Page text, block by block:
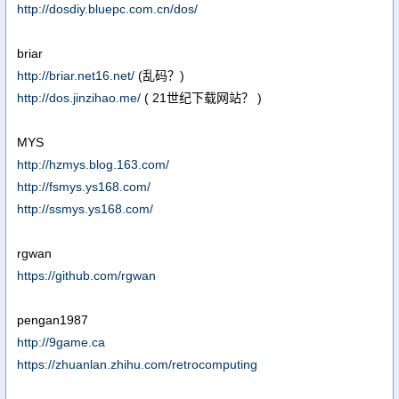
http://dosdiy.bluepc.com.cn/dos/
briar
http://briar.net16.net/ (乱码？)
http://dos.jinzihao.me/ ( 21世纪下载网站？ )
MYS
http://hzmys.blog.163.com/
http://fsmys.ys168.com/
http://ssmys.ys168.com/
rgwan
https://github.com/rgwan
pengan1987
http://9game.ca
https://zhuanlan.zhihu.com/retrocomputing